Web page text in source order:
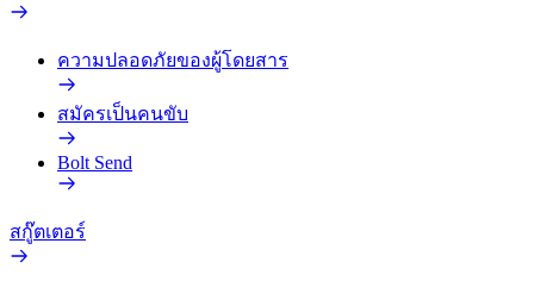
ความปลอดภัยของผู้โดยสาร
สมัครเป็นคนขับ
Bolt Send
สกู๊ตเตอร์